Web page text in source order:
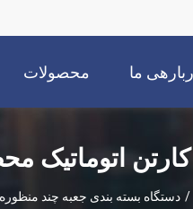
ما محصولات
کارتن اتوماتیک
/ دستگاه بسته بندی جعبه چند منظوره ZH 50 اتوماتیک کارتن کارت عمودی